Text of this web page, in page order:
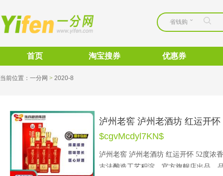
省钱购
首页 淘宝搜券 优惠券
当前位置： 一分网 > 2020-8
泸州老窖 泸州老酒坊 红运开
$cgvMcdyl7KN$
泸州老窖 泸州老酒坊 红运开怀 52度浓
古法酿造工艺积淀，官方旗舰店出品，